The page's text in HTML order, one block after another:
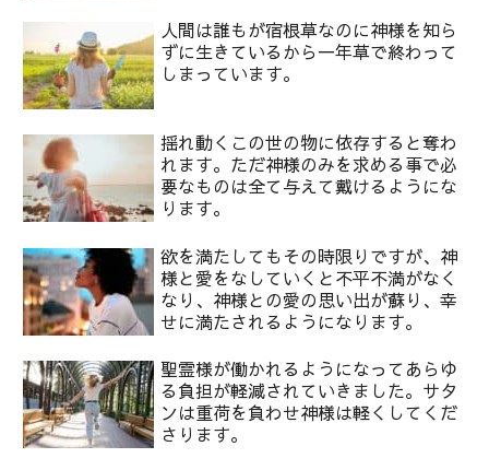
人間は誰もが宿根草なのに神様を知ら
ずに生きているから一年草で終わって
しまっています。
揺れ動くこの世の物に依存すると奪わ
れます。ただ神様のみを求める事で必
要なものは全て与えて戴けるようにな
ります。
欲を満たしてもその時限りですが、神
様と愛をなしていくと不平不満がなく
なり、神様との愛の思い出が蘇り、幸
せに満たされるようになります。
聖霊様が働かれるようになってあらゆ
る負担が軽減されていきました。サタ
ンは重荷を負わせ神様は軽くしてくだ
さります。